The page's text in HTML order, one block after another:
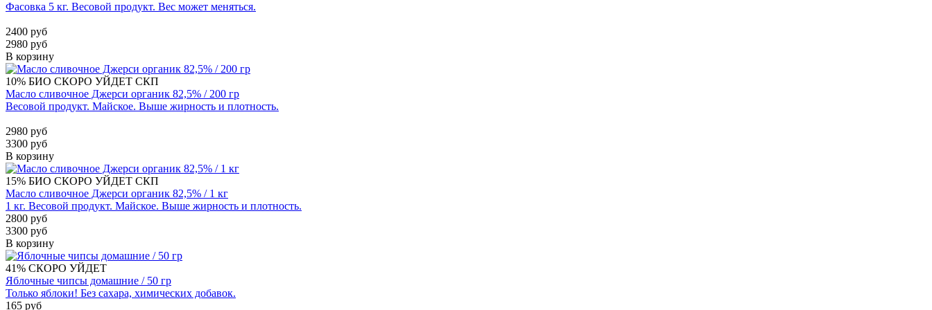
Фасовка 5 кг. Весовой продукт. Вес может меняться.
2400 руб
2980 руб
В корзину
10% БИО СКОРО УЙДЕТ СКП
Масло сливочное Джерси органик 82,5% / 200 гр
Весовой продукт. Майское. Выше жирность и плотность.
2980 руб
3300 руб
В корзину
15% БИО СКОРО УЙДЕТ СКП
Масло сливочное Джерси органик 82,5% / 1 кг
1 кг. Весовой продукт. Майское. Выше жирность и плотность.
2800 руб
3300 руб
В корзину
41% СКОРО УЙДЕТ
Яблочные чипсы домашние / 50 гр
Только яблоки! Без сахара, химических добавок.
165 руб